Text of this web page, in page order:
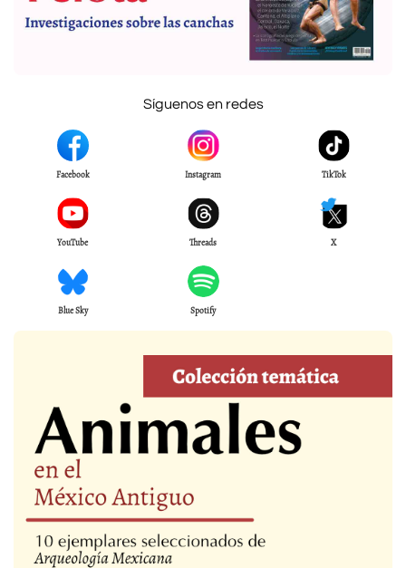
Síguenos en redes
Facebook Instagram TikTok
YouTube Threads X
Blue Sky Spotify